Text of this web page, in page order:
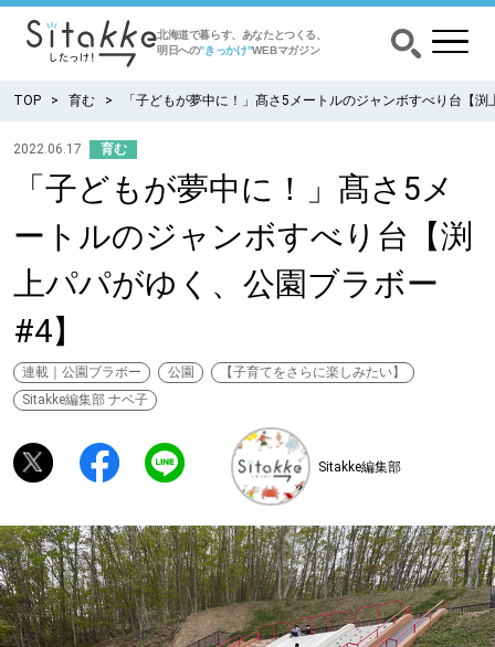
北海道で暮らす、あなたとつくる、
明日への”きっかけ”WEBマガジン
CATEGORY カテゴリー
食べる
出かける
暮らす
深める
ゆるむ
TOP 育む 「子どもが夢中に！」髙さ5メートルのジャンボすべり台【
2022.06.17 育む
「子どもが夢中に！」髙さ5メ
ートルのジャンボすべり台【渕
上パパがゆく、公園ブラボー
#4】
連載｜公園ブラボー 公園
【子育てをさらに楽しみたい】
Sitakke編集部 ナベ子
Sitakke編集部